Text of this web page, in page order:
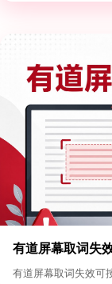
有道屏幕取词失
查
有道屏幕取词失效可